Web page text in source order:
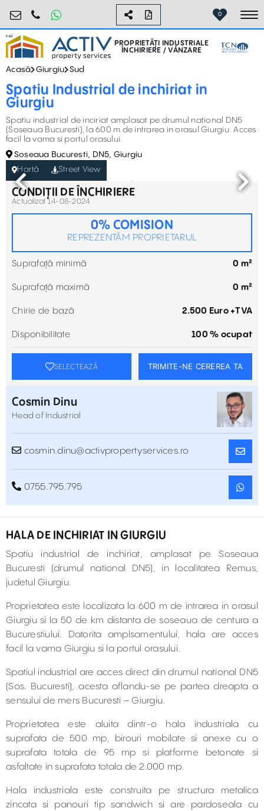
industrial@activpropertyservices.ro
0755.795.795 0
PROPRIETĂȚI INDUSTRIALE
ÎNCHIRIERE / VÂNZARE
Acasă Giurgiu Sud
Spatiu Industrial de inchiriat in
Giurgiu
Spatiu industrial de inciriat amplasat pe drumul national DN5
(Soseaua Bucuresti), la 600 m de intrarea in orasul Giurgiu. Acces
facil la vama si portul orasului.
Soseaua Bucuresti, DN5, Giurgiu
Hartă
Street View
CONDIȚII DE ÎNCHIRIERE
Actualizat 14-08-2024
0% COMISION
REPREZENTĂM PROPRIETARUL
Suprafață minimă 0 m²
Suprafață maximă 0 m²
Chirie de bază 2.500 Euro +TVA
Disponibilitate 100 % ocupat
SELECTEAZĂ TRIMITE-NE CEREREA TA
Cosmin Dinu
Head of Industrial
cosmin.dinu@activpropertyservices.ro
0755.795.795
HALA DE INCHIRIAT IN GIURGIU
Spatiu industrial de inchiriat, amplasat pe Soseaua
Bucuresti (drumul national DN5), in localitatea Remus,
judetul Giurgiu.
Proprietatea este localizata la 600 m de intrarea in orasul
Giurgiu si la 50 de km distanta de soseaua de centura a
Bucurestiului. Datorita amplsamentului, hala are acces
facil la vama Giurgiu si la portul orasului.
Spatiul industrial are acces direct din drumul national DN5
(Sos. Bucuresti), acesta aflandu-se pe partea dreapta a
sensului de mers Bucuresti – Giurgiu.
Proprietatea este aluita dintr-o hala industriala cu
suprafata de 500 mp, birouri mobilate si anexe cu o
suprafata totala de 95 mp si platforme betonate si
asfaltate in suprafata totala de 2.000 mp.
Hala industriala este construita pe structura metalica
zincata si panouri tip sandwich si are pardoseala cu